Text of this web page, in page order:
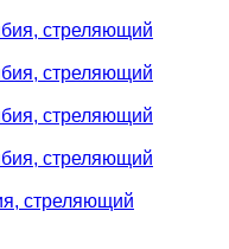
стреляющий